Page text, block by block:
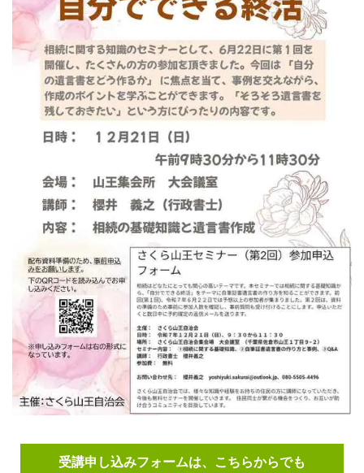
受講申し込みフォームは、こちらからでも